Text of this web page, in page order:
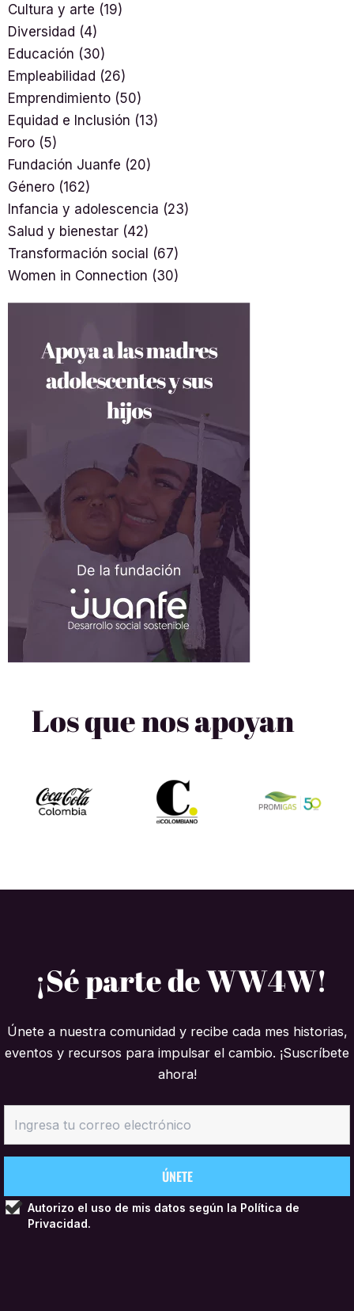
Cultura y arte (19)
Diversidad (4)
Educación (30)
Empleabilidad (26)
Emprendimiento (50)
Equidad e Inclusión (13)
Foro (5)
Fundación Juanfe (20)
Género (162)
Infancia y adolescencia (23)
Salud y bienestar (42)
Transformación social (67)
Women in Connection (30)
Los que nos apoyan
¡Sé parte de WW4W!
Únete a nuestra comunidad y recibe cada mes historias,
eventos y recursos para impulsar el cambio. ¡Suscríbete
ahora!
Autorizo el uso de mis datos según la Política de
Privacidad.